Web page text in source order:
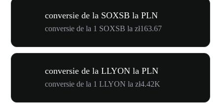
conversie de la SOXSB la PLN
conversie de la 1 SOXSB la zł163.67
conversie de la LLYON la PLN
conversie de la 1 LLYON la zł4.42K